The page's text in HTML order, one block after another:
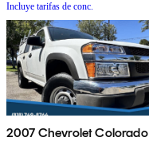
Incluye tarifas de conc.
2007 Chevrolet Colorado